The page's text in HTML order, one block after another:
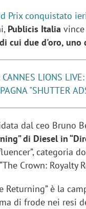
Prix conquistato
Publicis Italia
cui due d'oro,
CANNES LIONS
"SHUTTER
dal ceo Bruno
di Diesel in
categoria
Crown: Royalty
Returning” è la
di frode nei resi